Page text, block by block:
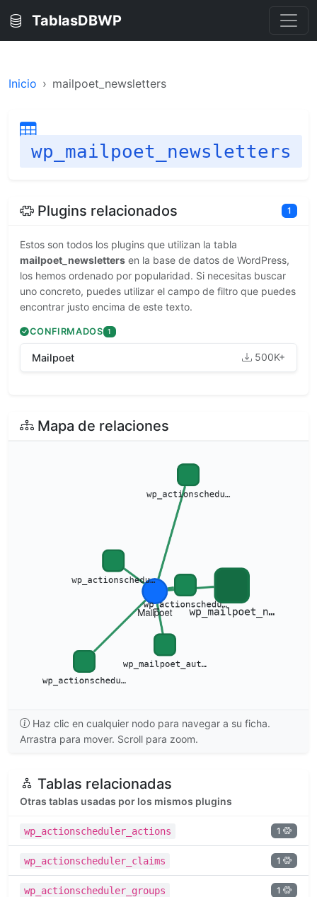
TablasDBWP
Inicio mailpoet_newsletters
wp_mailpoet_newsletters
Plugins relacionados 1
Estos son todos los plugins que utilizan la tabla
mailpoet_newsletters en la base de datos de WordPress,
los hemos ordenado por popularidad. Si necesitas buscar
uno concreto, puedes utilizar el campo de filtro que puedes
encontrar justo encima de este texto.
CONFIRMADOS 1
Mailpoet 500K+
Mapa de relaciones
Haz clic en cualquier nodo para navegar a su ficha.
Arrastra para mover. Scroll para zoom.
Tablas relacionadas
Otras tablas usadas por los mismos plugins
wp_actionscheduler_actions 1
wp_actionscheduler_claims 1
wp_actionscheduler_groups 1